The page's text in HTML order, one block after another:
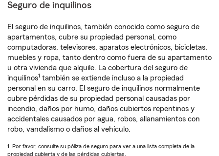
Seguro de inquilinos
El seguro de inquilinos, también conocido como seguro de
apartamentos, cubre su propiedad personal, como
computadoras, televisores, aparatos electrónicos, bicicletas,
muebles y ropa, tanto dentro como fuera de su apartamento
u otra vivienda que alquile. La cobertura del seguro de
inquilinos1 también se extiende incluso a la propiedad
personal en su carro. El seguro de inquilinos normalmente
cubre pérdidas de su propiedad personal causadas por
incendio, daños por humo, daños cubiertos repentinos y
accidentales causados por agua, robos, allanamientos con
robo, vandalismo o daños al vehículo.
1. Por favor, consulte su póliza de seguro para ver a una lista completa de la
propiedad cubierta y de las pérdidas cubiertas.